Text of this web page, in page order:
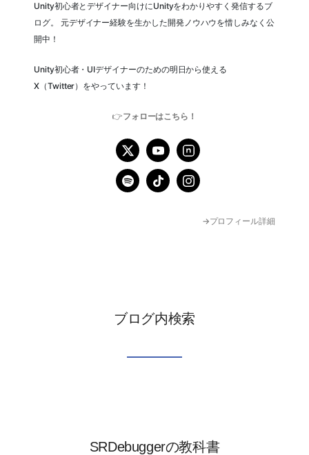
Unity初心者とデザイナー向けにUnityをわかりやすく発信するブ
ログ。 元デザイナー経験を生かした開発ノウハウを惜しみなく公
開中！
Unity初心者・UIデザイナーのための明日から使える
X（Twitter）をやっています！
👉フォローはこちら！
→プロフィール詳細
ブログ内検索
SRDebuggerの教科書